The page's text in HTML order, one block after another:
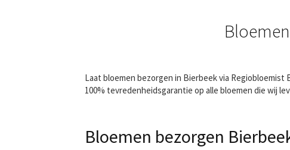
Laat bloemen bezorgen in Bierbeek via
100% tevredenheidsgarantie op alle bloemen die wij
Bloemen bezorgen